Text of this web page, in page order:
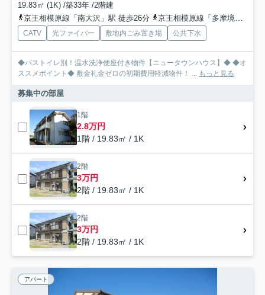
19.83㎡ (1K) /築33年 /2階建
京王相模原線「南大沢」駅 徒歩26分
京王相模原線「多摩境」駅 徒歩36分
CATV 光ファイバー 敷地内ごみ置き場 公共下水
◆バストイレ別！温水洗浄便座付き物件【ニュータウンハウス】◆ ◆オ
ススメポイント◆ 敷金礼金ゼロの初期費用軽減物件！ ... もっと見る
募集中の部屋
1階
2.8万円
1階 / 19.83㎡ / 1K
2階
3万円
2階 / 19.83㎡ / 1K
2階
3万円
2階 / 19.83㎡ / 1K
アパート